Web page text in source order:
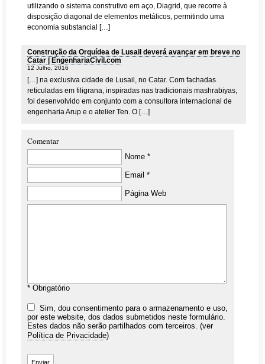
utilizando o sistema construtivo em aço, Diagrid, que recorre à
disposição diagonal de elementos metálicos, permitindo uma
economia substancial […]
Construção da Orquídea de Lusail deverá avançar em breve no
Catar | EngenhariaCivil.com
12 Julho, 2016
[…] na exclusiva cidade de Lusail, no Catar. Com fachadas
reticuladas em filigrana, inspiradas nas tradicionais mashrabiyas,
foi desenvolvido em conjunto com a consultora internacional de
engenharia Arup e o atelier Ten. O […]
Comentar
Nome *
Email *
Página Web
* Obrigatório
Sim, dou consentimento para o armazenamento e uso,
por este website, dos dados submetidos neste formulário.
Estes dados não serão partilhados com terceiros. (ver
Política de Privacidade)